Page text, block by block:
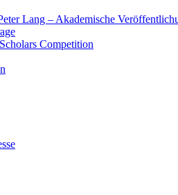
Lang – Akademische
Competition